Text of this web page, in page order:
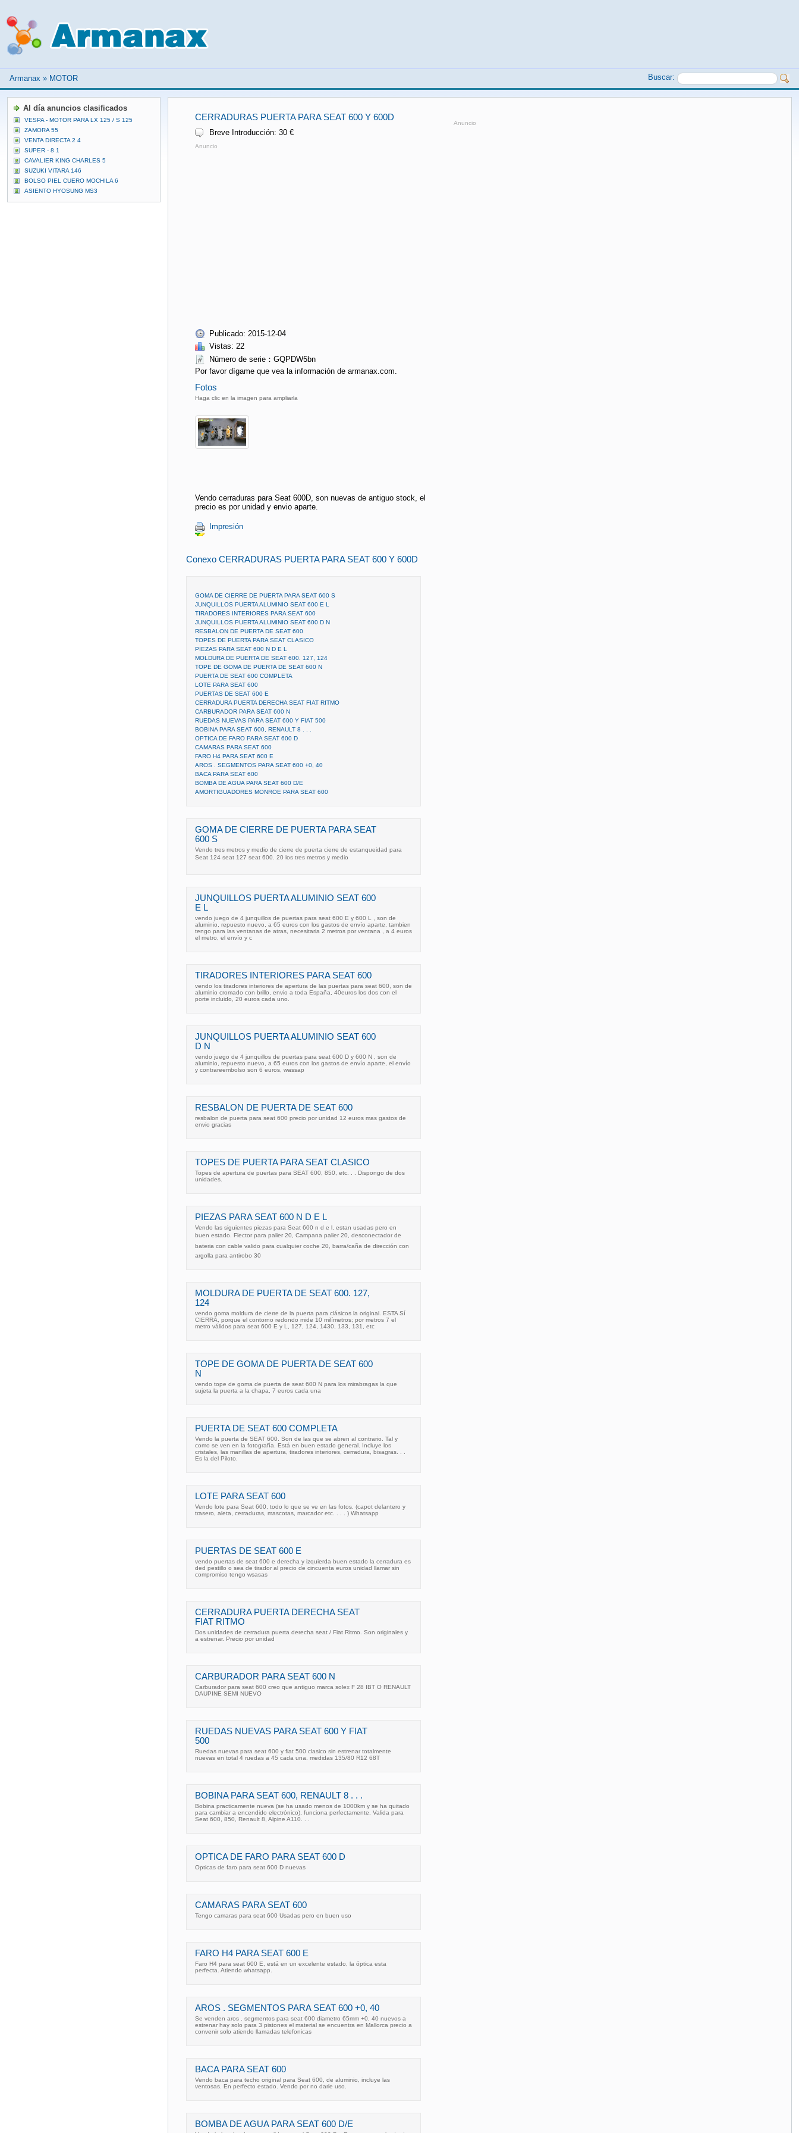
Armanax » MOTOR Buscar:
CERRADURAS PUERTA PARA SEAT 600 Y 600D
Breve Introducción: 30 €
Anuncio
Publicado: 2015-12-04
Vistas: 22
Número de serie：GQPDW5bn
Por favor dígame que vea la información de armanax.com.
Fotos
Haga clic en la imagen para ampliarla
Vendo cerraduras para Seat 600D, son nuevas de antiguo stock, el
precio es por unidad y envio aparte.
Impresión
Anuncio
Conexo CERRADURAS PUERTA PARA SEAT 600 Y 600D
GOMA DE CIERRE DE PUERTA PARA SEAT 600 S
JUNQUILLOS PUERTA ALUMINIO SEAT 600 E L
TIRADORES INTERIORES PARA SEAT 600
JUNQUILLOS PUERTA ALUMINIO SEAT 600 D N
RESBALON DE PUERTA DE SEAT 600
TOPES DE PUERTA PARA SEAT CLASICO
PIEZAS PARA SEAT 600 N D E L
MOLDURA DE PUERTA DE SEAT 600. 127, 124
TOPE DE GOMA DE PUERTA DE SEAT 600 N
PUERTA DE SEAT 600 COMPLETA
LOTE PARA SEAT 600
PUERTAS DE SEAT 600 E
CERRADURA PUERTA DERECHA SEAT FIAT RITMO
CARBURADOR PARA SEAT 600 N
RUEDAS NUEVAS PARA SEAT 600 Y FIAT 500
BOBINA PARA SEAT 600, RENAULT 8 . . .
OPTICA DE FARO PARA SEAT 600 D
CAMARAS PARA SEAT 600
FARO H4 PARA SEAT 600 E
AROS . SEGMENTOS PARA SEAT 600 +0, 40
BACA PARA SEAT 600
BOMBA DE AGUA PARA SEAT 600 D/E
AMORTIGUADORES MONROE PARA SEAT 600
GOMA DE CIERRE DE PUERTA PARA SEAT
600 S
Vendo tres metros y medio de cierre de puerta cierre de estanqueidad para
Seat 124 seat 127 seat 600. 20 los tres metros y medio
JUNQUILLOS PUERTA ALUMINIO SEAT 600
E L
vendo juego de 4 junquillos de puertas para seat 600 E y 600 L , son de
aluminio, repuesto nuevo, a 65 euros con los gastos de envío aparte, tambien
tengo para las ventanas de atras, necesitaria 2 metros por ventana , a 4 euros
el metro, el envío y c
TIRADORES INTERIORES PARA SEAT 600
vendo los tiradores interiores de apertura de las puertas para seat 600, son de
aluminio cromado con brillo, envio a toda España, 40euros los dos con el
porte incluido, 20 euros cada uno.
JUNQUILLOS PUERTA ALUMINIO SEAT 600
D N
vendo juego de 4 junquillos de puertas para seat 600 D y 600 N , son de
aluminio, repuesto nuevo, a 65 euros con los gastos de envío aparte, el envío
y contrareembolso son 6 euros, wassap
RESBALON DE PUERTA DE SEAT 600
resbalon de puerta para seat 600 precio por unidad 12 euros mas gastos de
envio gracias
TOPES DE PUERTA PARA SEAT CLASICO
Topes de apertura de puertas para SEAT 600, 850, etc. . . Dispongo de dos
unidades.
PIEZAS PARA SEAT 600 N D E L
Vendo las siguientes piezas para Seat 600 n d e l, estan usadas pero en
buen estado. Flector para palier 20, Campana palier 20, desconectador de
bateria con cable valido para cualquier coche 20, barra/caña de dirección con
argolla para antirobo 30
MOLDURA DE PUERTA DE SEAT 600. 127,
124
vendo goma moldura de cierre de la puerta para clásicos la original. ESTA Sí
CIERRA, porque el contorno redondo mide 10 milímetros; por metros 7 el
metro válidos para seat 600 E y L, 127, 124, 1430, 133, 131, etc
TOPE DE GOMA DE PUERTA DE SEAT 600
N
vendo tope de goma de puerta de seat 600 N para los mirabragas la que
sujeta la puerta a la chapa, 7 euros cada una
PUERTA DE SEAT 600 COMPLETA
Vendo la puerta de SEAT 600. Son de las que se abren al contrario. Tal y
como se ven en la fotografía. Está en buen estado general. Incluye los
cristales, las manillas de apertura, tiradores interiores, cerradura, bisagras. . .
Es la del Piloto.
LOTE PARA SEAT 600
Vendo lote para Seat 600, todo lo que se ve en las fotos. (capot delantero y
trasero, aleta, cerraduras, mascotas, marcador etc. . . . ) Whatsapp
PUERTAS DE SEAT 600 E
vendo puertas de seat 600 e derecha y izquierda buen estado la cerradura es
ded pestillo o sea de tirador al precio de cincuenta euros unidad llamar sin
compromiso tengo wsasas
CERRADURA PUERTA DERECHA SEAT
FIAT RITMO
Dos unidades de cerradura puerta derecha seat / Fiat Ritmo. Son originales y
a estrenar. Precio por unidad
CARBURADOR PARA SEAT 600 N
Carburador para seat 600 creo que antiguo marca solex F 28 IBT O RENAULT
DAUPINE SEMI NUEVO
RUEDAS NUEVAS PARA SEAT 600 Y FIAT
500
Ruedas nuevas para seat 600 y fiat 500 clasico sin estrenar totalmente
nuevas en total 4 ruedas a 45 cada una. medidas 135/80 R12 68T
BOBINA PARA SEAT 600, RENAULT 8 . . .
Bobina practicamente nueva (se ha usado menos de 1000km y se ha quitado
para cambiar a encendido electrónico), funciona perfectamente. Valida para
Seat 600, 850, Renault 8, Alpine A110. . .
OPTICA DE FARO PARA SEAT 600 D
Opticas de faro para seat 600 D nuevas
CAMARAS PARA SEAT 600
Tengo camaras para seat 600 Usadas pero en buen uso
FARO H4 PARA SEAT 600 E
Faro H4 para seat 600 E, está en un excelente estado, la óptica esta
perfecta. Atiendo whatsapp.
AROS . SEGMENTOS PARA SEAT 600 +0, 40
Se venden aros . segmentos para seat 600 diametro 65mm +0, 40 nuevos a
estrenar hay solo para 3 pistones el material se encuentra en Mallorca precio a
convenir solo atiendo llamadas telefonicas
BACA PARA SEAT 600
Vendo baca para techo original para Seat 600, de aluminio, incluye las
ventosas. En perfecto estado. Vendo por no darle uso.
BOMBA DE AGUA PARA SEAT 600 D/E
Al día anuncios clasificados
VESPA - MOTOR PARA LX 125 / S 125
ZAMORA 55
VENTA DIRECTA 2 4
SUPER - 8 1
CAVALIER KING CHARLES 5
SUZUKI VITARA 146
BOLSO PIEL CUERO MOCHILA 6
ASIENTO HYOSUNG MS3